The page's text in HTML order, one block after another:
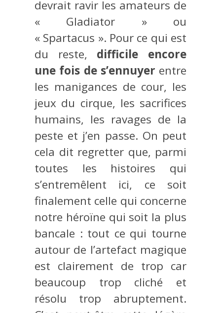
devrait ravir les amateurs de
« Gladiator » ou
« Spartacus ». Pour ce qui est
du reste, difficile encore
une fois de s’ennuyer entre
les manigances de cour, les
jeux du cirque, les sacrifices
humains, les ravages de la
peste et j’en passe. On peut
cela dit regretter que, parmi
toutes les histoires qui
s’entremêlent ici, ce soit
finalement celle qui concerne
notre héroïne qui soit la plus
bancale : tout ce qui tourne
autour de l’artefact magique
est clairement de trop car
beaucoup trop cliché et
résolu trop abruptement.